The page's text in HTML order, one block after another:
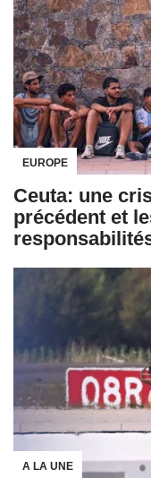
EUROPE
Ceuta: une
précédent et
A LA UNE